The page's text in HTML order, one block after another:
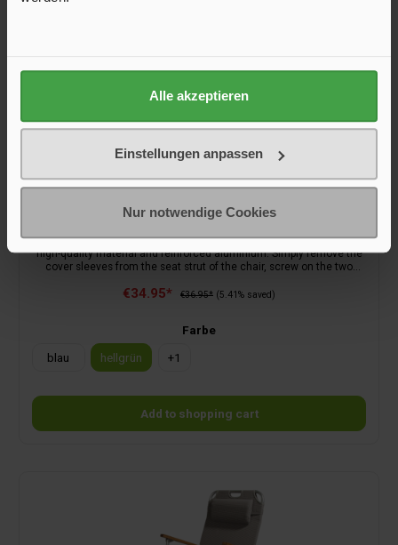
Alle akzeptieren
Einstellungen anpassen
Nur notwendige Cookies
Footrest HighQ, light green
Transforms your HighQ chair into a comfortable lounger. Made of
high-quality material and reinforced aluminium. Simply remove the
cover sleeves from the seat strut of the chair, screw on the two
for the camping chair HighQ Comfortable XL.
€34.95* €36.95* (5.41% saved)
Farbe
blau
hellgrün +1
Add to shopping cart